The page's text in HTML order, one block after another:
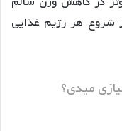
هر رژیم غذایی
میدی؟